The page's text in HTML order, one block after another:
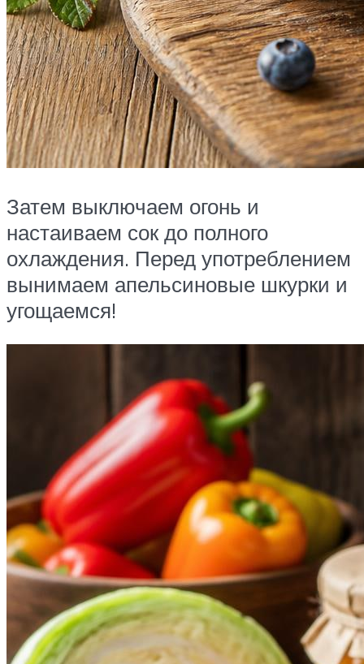
Затем выключаем огонь и
настаиваем сок до полного
охлаждения. Перед употреблением
вынимаем апельсиновые шкурки и
угощаемся!